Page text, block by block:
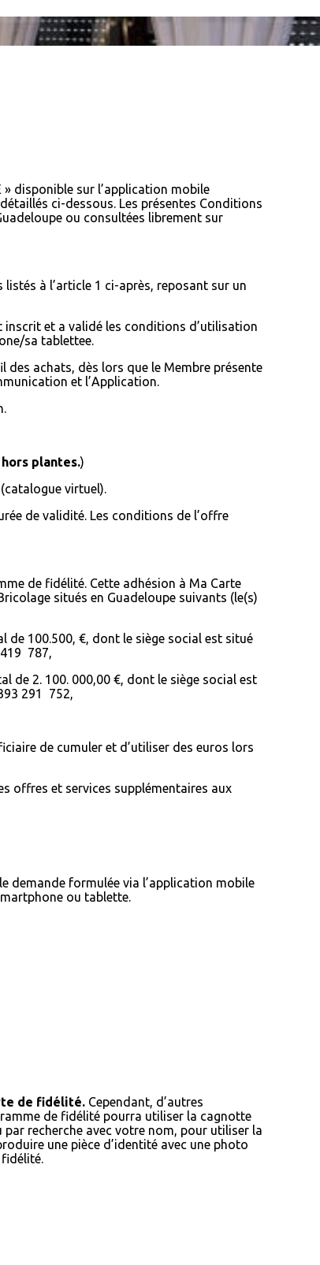
disponible sur l’application mobile
ci-dessous. Les présentes Conditions
ou consultées librement sur
à l’article 1 ci-après, reposant sur un
et a validé les conditions d’utilisation
sa tablettee.
des achats, dès lors que le Membre présente
et l’Application.
hors plantes.)
virtuel).
de validité. Les conditions de l’offre
de fidélité. Cette adhésion à Ma Carte
situés en Guadeloupe suivants (le(s)
de 100.500, €, dont le siège social est situé
787,
de 2. 100. 000,00 €, dont le siège social est
291 752,
de cumuler et d’utiliser des euros lors
offres et services supplémentaires aux
demande formulée via l’application mobile
ou tablette.
de fidélité. Cependant, d’autres
de fidélité pourra utiliser la cagnotte
recherche avec votre nom, pour utiliser la
une pièce d’identité avec une photo